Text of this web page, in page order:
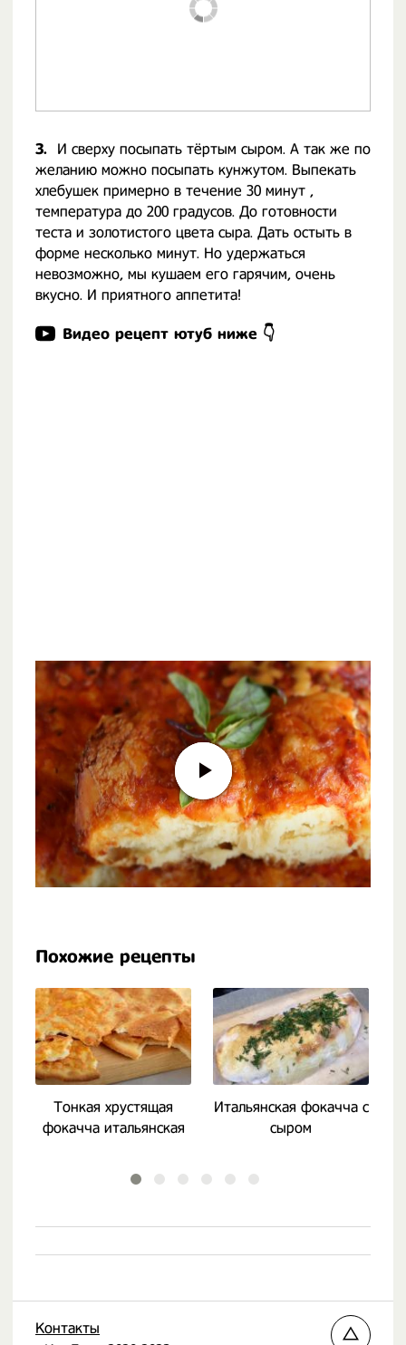
3.
И сверху посыпать тёртым сыром. А так же по
желанию можно посыпать кунжутом. Выпекать
хлебушек примерно в течение 30 минут ,
температура до 200 градусов. До готовности
теста и золотистого цвета сыра. Дать остыть в
форме несколько минут. Но удержаться
невозможно, мы кушаем его гарячим, очень
вкусно. И приятного аппетита!
Видео рецепт ютуб ниже 👇
Похожие рецепты
Тонкая хрустящая
фокачча итальянская
Итальянская фокачча с
сыром
Контакты